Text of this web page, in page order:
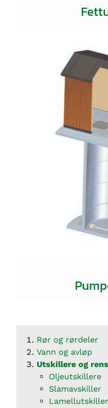
Rør og rørdeler
Vann og avløp
Utskillere og
Oljeutskillere
Slamavskiller
Lamellutskiller